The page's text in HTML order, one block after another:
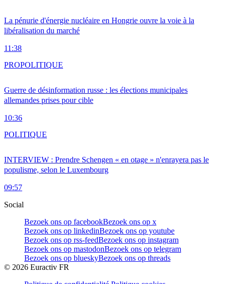
La pénurie d'énergie nucléaire en Hongrie ouvre la voie à la
libéralisation du marché
11:38
Guerre de désinformation russe : les élections municipales
allemandes prises pour cible
10:36
PROPOLITIQUE
INTERVIEW : Prendre Schengen « en otage » n'enrayera pas le
populisme, selon le Luxembourg
09:57
POLITIQUE
Social
Bezoek ons op facebookBezoek ons op x
Bezoek ons op linkedinBezoek ons op youtube
Bezoek ons op rss-feedBezoek ons op instagram
Bezoek ons op mastodonBezoek ons op telegram
Bezoek ons op blueskyBezoek ons op threads
© 2026 Euractiv FR